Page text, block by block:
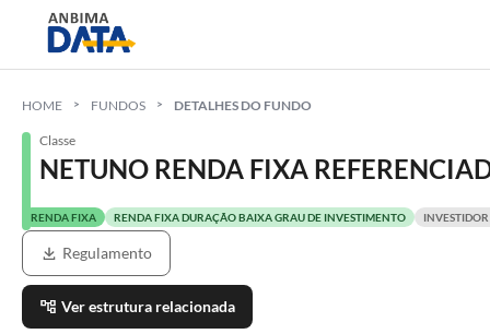
HOME FUNDOS DETALHES DO FUNDO
Classe
NETUNO RENDA FIXA
RENDA FIXA RENDA FIXA DURAÇÃO BAIXA GRAU DE INVESTIMENTO
Regulamento
Ver estrutura relacionada